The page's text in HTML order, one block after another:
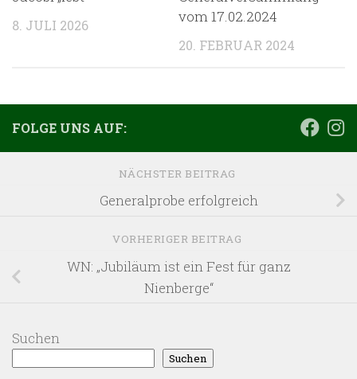
8. JULI 2026
vom 17.02.2024
20. FEBRUAR 2024
FOLGE UNS AUF:
NÄCHSTER BEITRAG
Generalprobe erfolgreich
VORHERIGER BEITRAG
WN: „Jubiläum ist ein Fest für ganz
Nienberge“
Suchen
Suchen